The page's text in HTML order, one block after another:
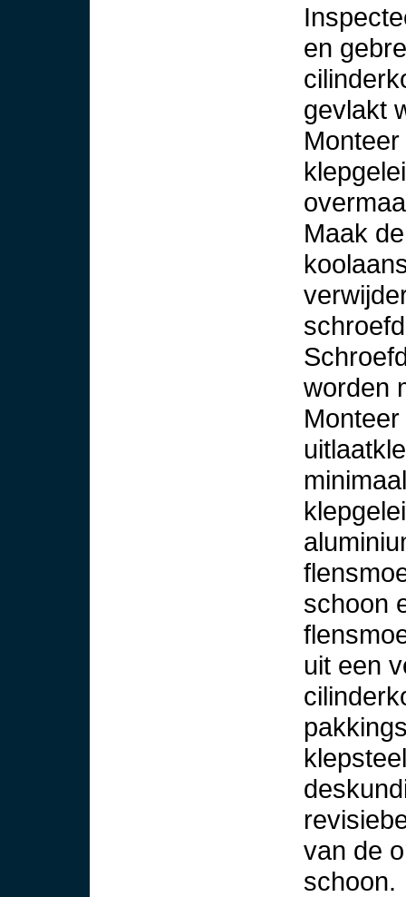
en
gevlakt
Maak
worden
schoon
uit een
van de
schoon.